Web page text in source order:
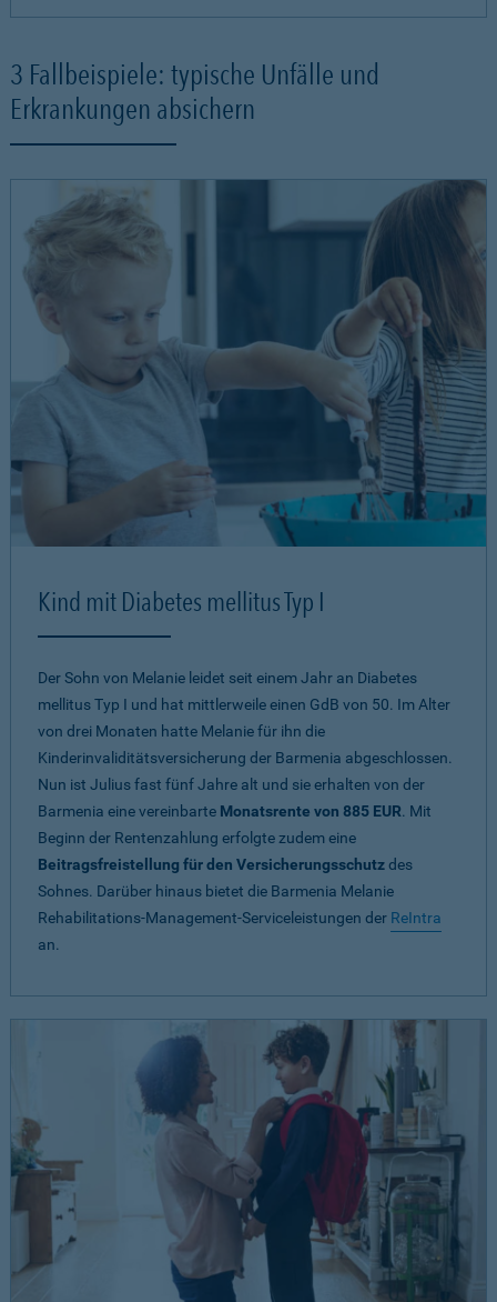
3 Fallbeispiele: typische Unfälle und
Erkrankungen absichern
Kind mit Diabetes mellitus Typ I
Der Sohn von Melanie leidet seit einem Jahr an Diabetes
mellitus Typ I und hat mittlerweile einen GdB von 50. Im Alter
von drei Monaten hatte Melanie für ihn die
Kinderinvaliditätsversicherung der Barmenia abgeschlossen.
Nun ist Julius fast fünf Jahre alt und sie erhalten von der
Barmenia eine vereinbarte Monatsrente von 885 EUR. Mit
Beginn der Rentenzahlung erfolgte zudem eine
Beitragsfreistellung für den Versicherungsschutzdes
Sohnes. Darüber hinaus bietet die Barmenia Melanie
Rehabilitations-Management-Serviceleistungen der ReIntra
an.